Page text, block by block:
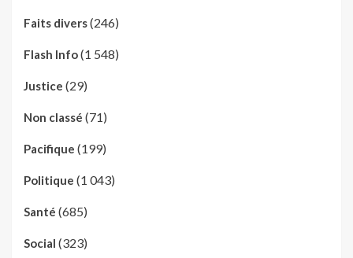
Faits divers(246)
Flash Info(1 548)
Justice (29)
Non classé (71)
Pacifique (199)
Politique (1 043)
Santé (685)
Social (323)